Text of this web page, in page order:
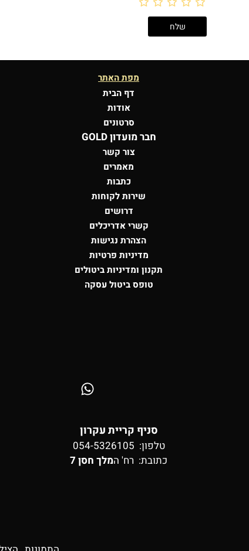
מפת האתר
דף הבית
אודות
סרטונים
חבר מועדון GOLD
צור קשר
מאמרים
כתבות
שירות לקוחות
דרושים
קשרי אדריכלים
הצהרת נגישות
מדיניות פרטיות
תקנון ומדיניות ביטולים
טופס ביטול עסקה
סניף קריית עקרון
טלפון: 054-5326105
כתובת: רח' המלך חסן 7